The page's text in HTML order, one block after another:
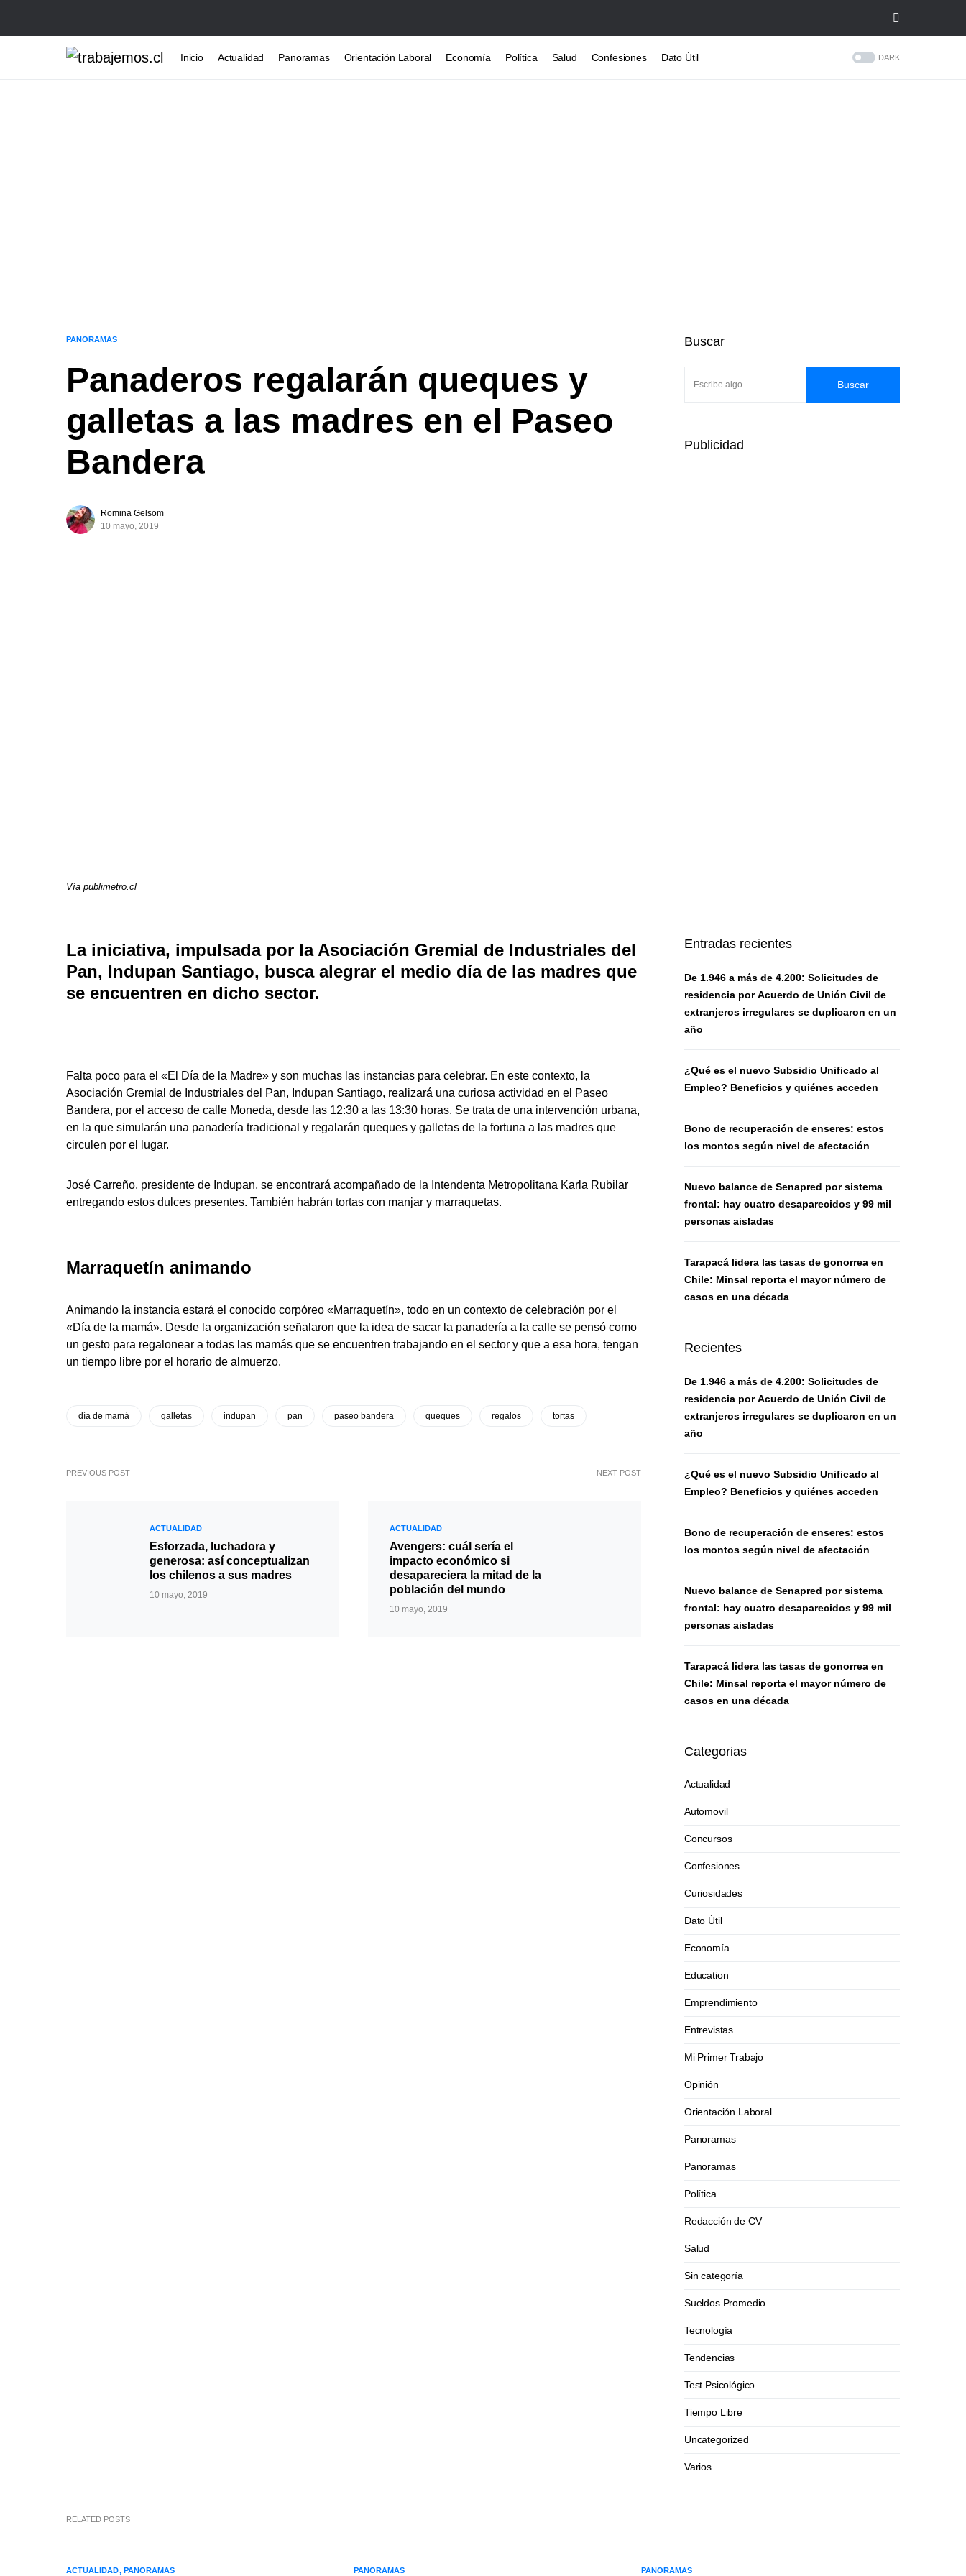
Inicio Actualidad Panoramas Orientación Laboral Economía Política Salud Confesiones Dato Útil DARK
PANORAMAS
Panaderos regalarán queques y
galletas a las madres en el Paseo
Bandera
Romina Gelsom
10 mayo, 2019
Vía publimetro.cl
La iniciativa, impulsada por la Asociación Gremial de Industriales del
Pan, Indupan Santiago, busca alegrar el medio día de las madres que
se encuentren en dicho sector.
Falta poco para el «El Día de la Madre» y son muchas las instancias para celebrar. En este contexto, la
Asociación Gremial de Industriales del Pan, Indupan Santiago, realizará una curiosa actividad en el Paseo
Bandera, por el acceso de calle Moneda, desde las 12:30 a las 13:30 horas. Se trata de una intervención urbana,
en la que simularán una panadería tradicional y regalarán queques y galletas de la fortuna a las madres que
circulen por el lugar.
José Carreño, presidente de Indupan, se encontrará acompañado de la Intendenta Metropolitana Karla Rubilar
entregando estos dulces presentes. También habrán tortas con manjar y marraquetas.
Marraquetín animando
Animando la instancia estará el conocido corpóreo «Marraquetín», todo en un contexto de celebración por el
«Día de la mamá». Desde la organización señalaron que la idea de sacar la panadería a la calle se pensó como
un gesto para regalonear a todas las mamás que se encuentren trabajando en el sector y que a esa hora, tengan
un tiempo libre por el horario de almuerzo.
día de mamá galletas indupan pan paseo bandera queques regalos tortas
PREVIOUS POST
ACTUALIDAD
Esforzada, luchadora y
generosa: así conceptualizan
los chilenos a sus madres
10 mayo, 2019
NEXT POST
ACTUALIDAD
Avengers: cuál sería el
impacto económico si
desapareciera la mitad de la
población del mundo
10 mayo, 2019
Buscar
Buscar
Publicidad
Entradas recientes
De 1.946 a más de 4.200: Solicitudes de
residencia por Acuerdo de Unión Civil de
extranjeros irregulares se duplicaron en un
año
¿Qué es el nuevo Subsidio Unificado al
Empleo? Beneficios y quiénes acceden
Bono de recuperación de enseres: estos
los montos según nivel de afectación
Nuevo balance de Senapred por sistema
frontal: hay cuatro desaparecidos y 99 mil
personas aisladas
Tarapacá lidera las tasas de gonorrea en
Chile: Minsal reporta el mayor número de
casos en una década
Recientes
De 1.946 a más de 4.200: Solicitudes de
residencia por Acuerdo de Unión Civil de
extranjeros irregulares se duplicaron en un
año
¿Qué es el nuevo Subsidio Unificado al
Empleo? Beneficios y quiénes acceden
Bono de recuperación de enseres: estos
los montos según nivel de afectación
Nuevo balance de Senapred por sistema
frontal: hay cuatro desaparecidos y 99 mil
personas aisladas
Tarapacá lidera las tasas de gonorrea en
Chile: Minsal reporta el mayor número de
casos en una década
Categorias
Actualidad
Automovil
Concursos
Confesiones
Curiosidades
Dato Útil
Economía
Education
Emprendimiento
Entrevistas
Mi Primer Trabajo
Opinión
Orientación Laboral
Panoramas
Panoramas
Política
Redacción de CV
Salud
Sin categoría
Sueldos Promedio
Tecnología
Tendencias
Test Psicológico
Tiempo Libre
Uncategorized
Varios
RELATED POSTS
ACTUALIDAD PANORAMAS PANORAMAS PANORAMAS